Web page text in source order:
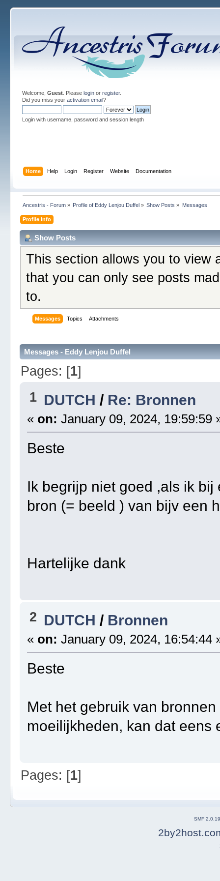
Welcome, Guest. Please loginor register.
Did you miss your activation email?
Login with username, password and session length
Home Help Login Register Website Documentation
Ancestris - Forum» Profile of Eddy Lenjou Duffel » Show Posts » Messages
Profile Info
Show Posts
This section allows you to view
that you can only see posts
to.
Messages Topics Attachments
Messages - Eddy Lenjou Duffel
Pages: [1]
1 DUTCH / Re: Bronnen
« on: January 09, 2024, 19:59:59
Beste
Ik begrijp niet goed ,als ik
bron (= beeld ) van bijv een
Hartelijke dank
2 DUTCH / Bronnen
« on: January 09, 2024, 16:54:44
Beste
Met het gebruik van
moeilijkheden, kan dat eens
Pages: [1]
SMF 2.0.19